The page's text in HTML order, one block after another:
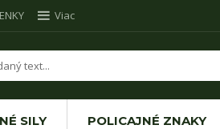
Viac
SILY POLICAJNÉ ZNAKY